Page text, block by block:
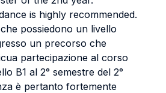
is highly recommended.
possiedono un livello
un precorso che
partecipazione al corso
B1 al 2° semestre del 2°
è pertanto fortemente